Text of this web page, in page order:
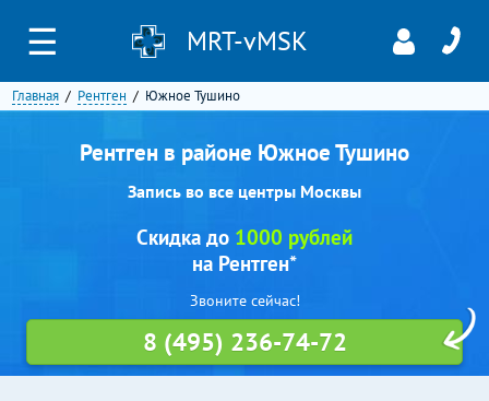
☰ MRT-vMSK
Главная Рентген Южное Тушино
Рентген в районе Южное Тушино
Запись во все центры Москвы
Скидка до 1000 рублей
на Рентген*
Звоните сейчас!
8 (495) 236-74-72